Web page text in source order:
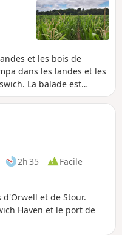
et les bois de
dans les landes et les
La balade est
bonne façon de passer
un ruisseau qui
peut-être même ce
2h 35
Facile
et de Stour.
Haven et le port de